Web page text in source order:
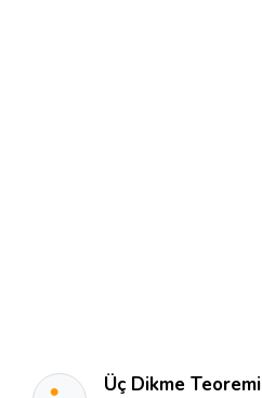
Üç Dikme Teoremi